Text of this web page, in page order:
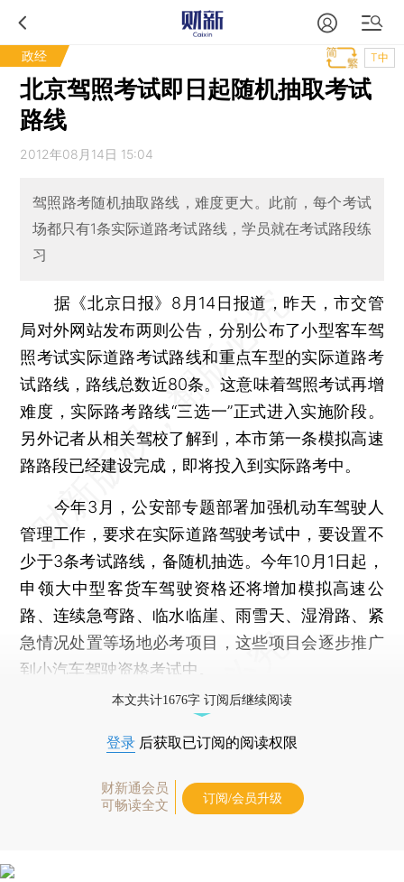
政经 T中
北京驾照考试即日起随机抽取考试
路线
2012年08月14日 15:04
驾照路考随机抽取路线，难度更大。此前，每个考试
场都只有1条实际道路考试路线，学员就在考试路段练
习
据《北京日报》8月14日报道，昨天，市交管
局对外网站发布两则公告，分别公布了小型客车驾
照考试实际道路考试路线和重点车型的实际道路考
试路线，路线总数近80条。这意味着驾照考试再增
难度，实际路考路线“三选一”正式进入实施阶段。
另外记者从相关驾校了解到，本市第一条模拟高速
路路段已经建设完成，即将投入到实际路考中。
今年3月，公安部专题部署加强机动车驾驶人
管理工作，要求在实际道路驾驶考试中，要设置不
少于3条考试路线，备随机抽选。今年10月1日起，
申领大中型客货车驾驶资格还将增加模拟高速公
路、连续急弯路、临水临崖、雨雪天、湿滑路、紧
急情况处置等场地必考项目，这些项目会逐步推广
到小汽车驾驶资格考试中。
本文共计1676字 订阅后继续阅读
登录 后获取已订阅的阅读权限
财新通会员
可畅读全文
订阅/会员升级